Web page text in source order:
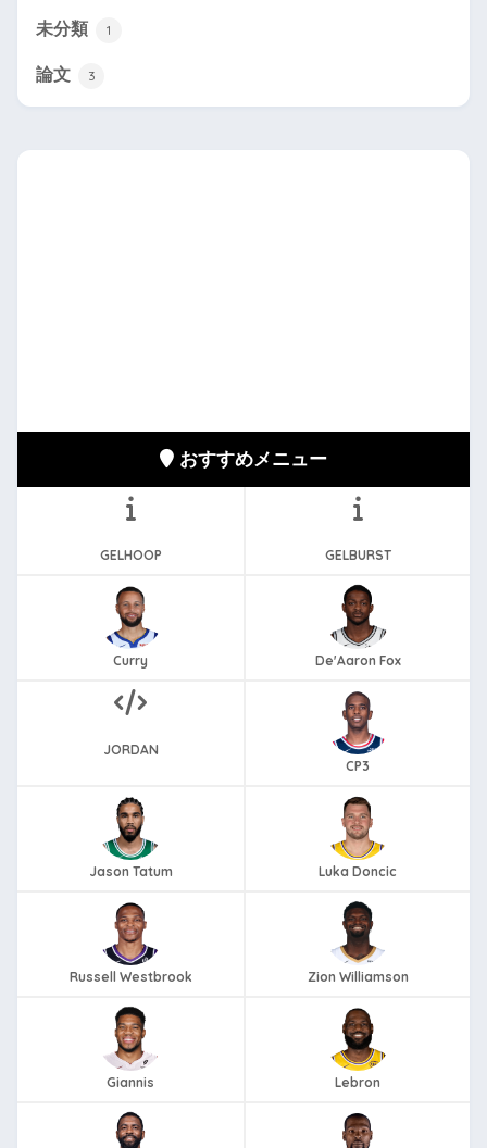
未分類 1
論文 3
おすすめメニュー
GELHOOP GELBURST
Curry De'Aaron Fox
JORDAN
CP3
Jason Tatum Luka Doncic
Russell Westbrook Zion Williamson
Giannis Lebron